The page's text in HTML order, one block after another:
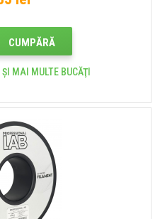
CUMPĂRĂ
MAI MULTE BUCĂŢI